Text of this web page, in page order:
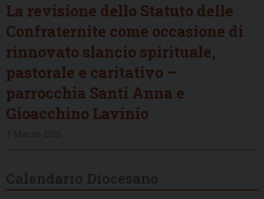
La revisione dello Statuto delle
Confraternite come occasione di
rinnovato slancio spirituale,
pastorale e caritativo –
parrocchia Santi Anna e
Gioacchino Lavinio